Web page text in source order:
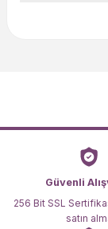
Ürün
Ürün
Ürün fiyatı
Bu ürüne
Güvenli
256 Bit SSL
satın